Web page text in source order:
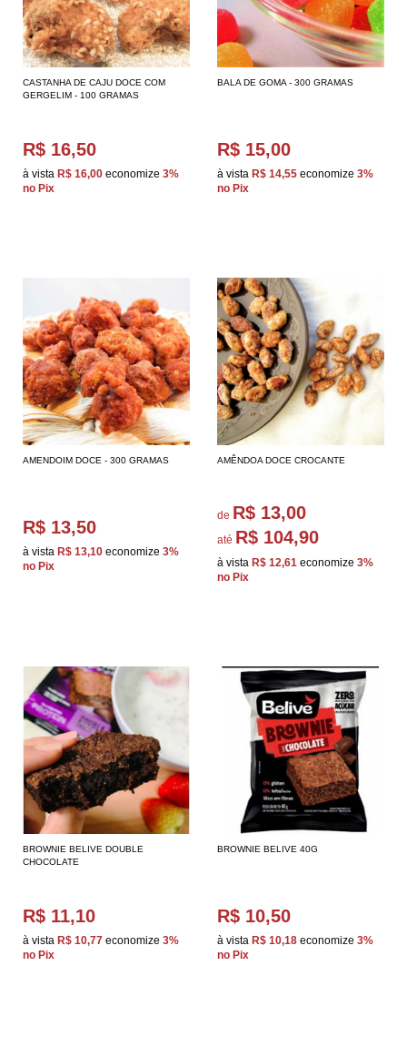
CASTANHA DE CAJU DOCE COM
GERGELIM - 100 GRAMAS
R$ 16,50
à vista R$ 16,00 economize 3%
no Pix
BALA DE GOMA - 300 GRAMAS
R$ 15,00
à vista R$ 14,55 economize 3%
no Pix
AMENDOIM DOCE - 300 GRAMAS
R$ 13,50
à vista R$ 13,10 economize 3%
no Pix
AMÊNDOA DOCE CROCANTE
de R$ 13,00
até R$ 104,90
à vista R$ 12,61 economize 3%
no Pix
BROWNIE BELIVE DOUBLE
CHOCOLATE
R$ 11,10
à vista R$ 10,77 economize 3%
no Pix
BROWNIE BELIVE 40G
R$ 10,50
à vista R$ 10,18 economize 3%
no Pix